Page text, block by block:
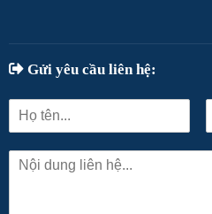
Gửi yêu cầu liên hệ: